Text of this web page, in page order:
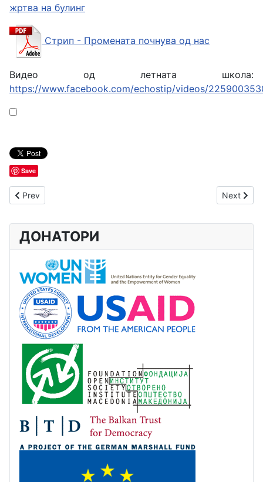
жртва на булинг
Стрип - Промената почнува од нас
Видео од летната школа:
https://www.facebook.com/echostip/videos/
Save
Previous article: Воведување во пракса на одредбите од
Prev Next
Next
ДОНАТОРИ